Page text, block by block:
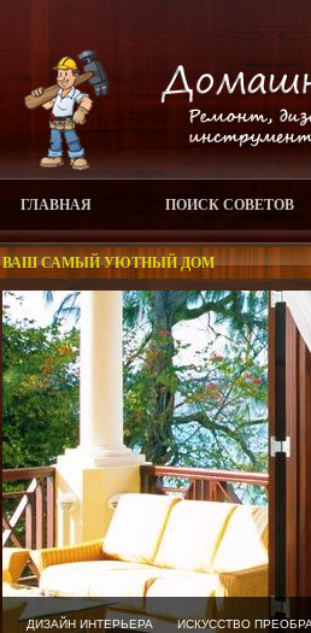
ГЛАВНАЯ ПОИСК СОВЕТОВ
ВАШ САМЫЙ УЮТНЫЙ ДОМ
ДИЗАЙН ИНТЕРЬЕРА ИСКУССТВО